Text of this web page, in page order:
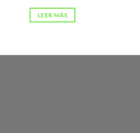
LEER MÁS